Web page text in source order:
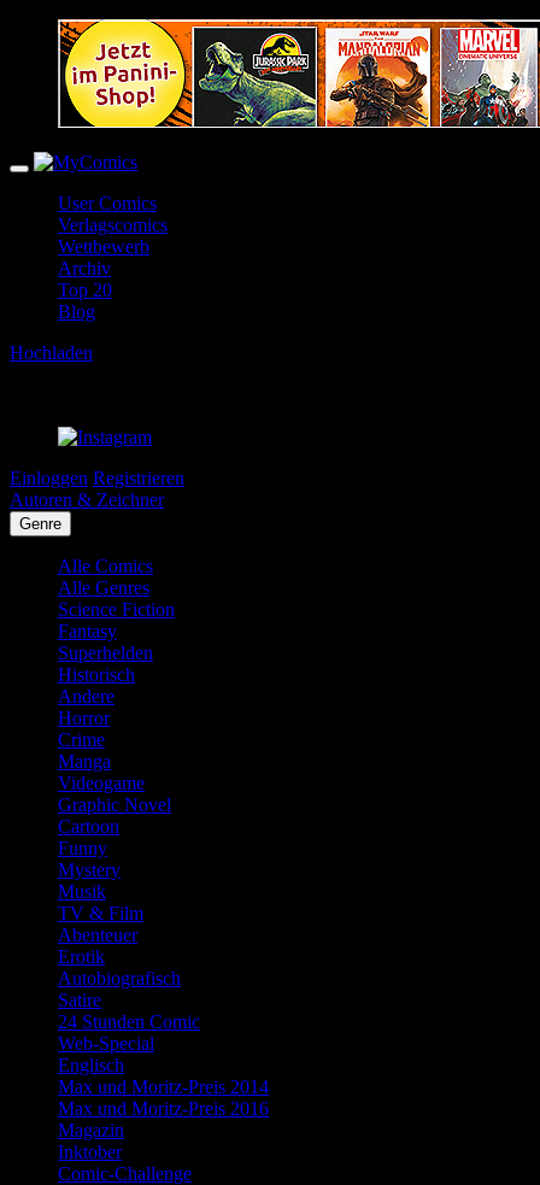
User Comics
Verlagscomics
Wettbewerb
Archiv
Top 20
Blog
Hochladen
Einloggen Registrieren
Autoren & Zeichner
Genre
Alle Comics
Alle Genres
Science Fiction
Fantasy
Superhelden
Historisch
Andere
Horror
Crime
Manga
Videogame
Graphic Novel
Cartoon
Funny
Mystery
Musik
TV & Film
Abenteuer
Erotik
Autobiografisch
Satire
24 Stunden Comic
Web-Special
Englisch
Max und Moritz-Preis 2014
Max und Moritz-Preis 2016
Magazin
Inktober
Comic-Challenge